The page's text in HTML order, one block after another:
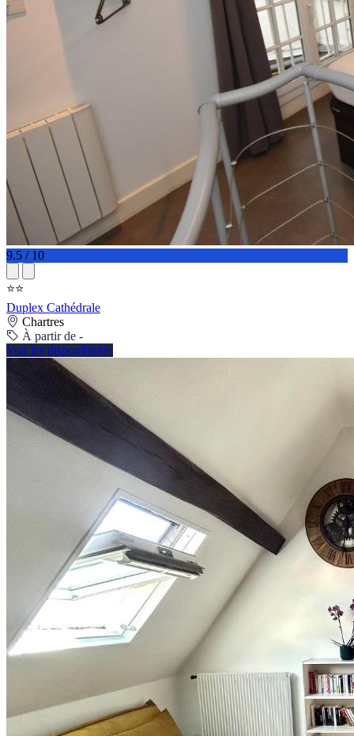
9.5 / 10
⭐⭐
Duplex Cathédrale
Chartres
À partir de -
Voir les disponibilités